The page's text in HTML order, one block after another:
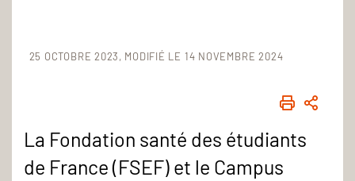
25 OCTOBRE 2023 MODIFIÉ LE 14 NOVEMBRE 2024
La Fondation santé des étudiants
de France (FSEF) et le Campus